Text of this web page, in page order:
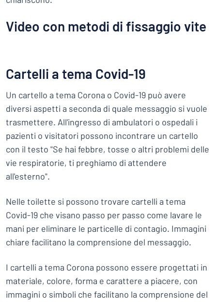
Video con metodi di fissaggio vite
Cartelli a tema Covid-19
Un cartello a tema Corona o Covid-19 può avere
diversi aspetti a seconda di quale messaggio si vuole
trasmettere. All'ingresso di ambulatori o ospedali i
pazienti o visitatori possono incontrare un cartello
con il testo "Se hai febbre, tosse o altri problemi delle
vie respiratorie, ti preghiamo di attendere
all'esterno".
Nelle toilette si possono trovare cartelli a tema
Covid-19 che visano passo per passo come lavare le
mani per eliminare le particelle di contagio. Immagini
chiare facilitano la comprensione del messaggio.
I cartelli a tema Corona possono essere progettati in
materiale, colore, forma e carattere a piacere, con
immagini o simboli che facilitano la comprensione del